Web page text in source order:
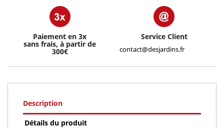
Paiement en 3x
sans frais, à partir de
300€
Service Client
contact@desjardins.fr
Description
Détails du produit